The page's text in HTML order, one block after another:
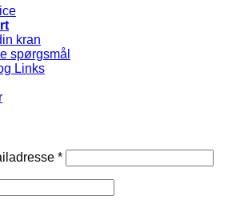
kran
spørgsmål
Links
*